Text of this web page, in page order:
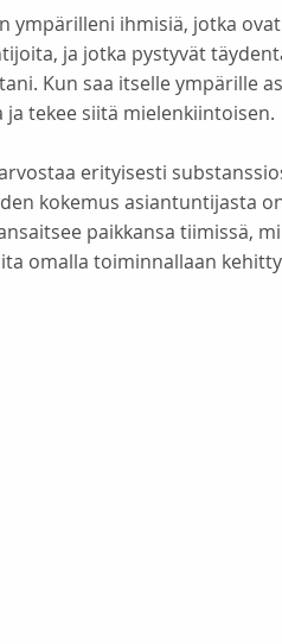
ympärilleni ihmisiä, jotka
ja jotka pystyvät
Kun saa itselle ympärille
tekee siitä mielenkiintoisen.
erityisesti
kokemus asiantuntijasta
paikkansa tiimissä,
omalla toiminnallaan